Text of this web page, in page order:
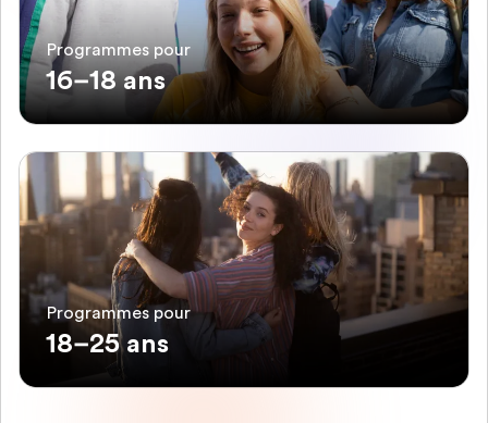
Programmes pour
16–18 ans
Programmes pour
18–25 ans